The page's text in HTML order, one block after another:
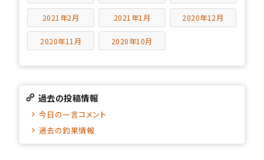
2021年2月 2021年1月 2020年12月
2020年11月 2020年10月
過去の投稿情報
今日の一言コメント
過去の釣果情報